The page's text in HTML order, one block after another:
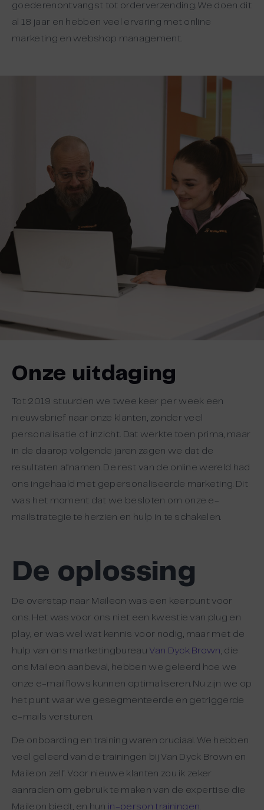
goederenontvangst tot orderverzending. We doen dit
al 18 jaar en hebben veel ervaring met online
marketing en webshop management.
Onze uitdaging
Tot 2019 stuurden we twee keer per week een
nieuwsbrief naar onze klanten, zonder veel
personalisatie of inzicht. Dat werkte toen prima, maar
in de daarop volgende jaren zagen we dat de
resultaten afnamen. De rest van de online wereld had
ons ingehaald met gepersonaliseerde marketing. Dit
was het moment dat we besloten om onze e-
mailstrategie te herzien en hulp in te schakelen.
De oplossing
De overstap naar Maileon was een keerpunt voor
ons. Het was voor ons niet een kwestie van plug en
play, er was wel wat kennis voor nodig, maar met de
hulp van ons marketingbureau Van Dyck Brown , die
ons Maileon aanbeval, hebben we geleerd hoe we
onze e-mailflows kunnen optimaliseren. Nu zijn we op
het punt waar we gesegmenteerde en getriggerde
e-mails versturen.
De onboarding en training waren cruciaal. We hebben
veel geleerd van de trainingen bij Van Dyck Brown en
Maileon zelf. Voor nieuwe klanten zou ik zeker
aanraden om gebruik te maken van de expertise die
Maileon biedt, en hun in-person trainingen